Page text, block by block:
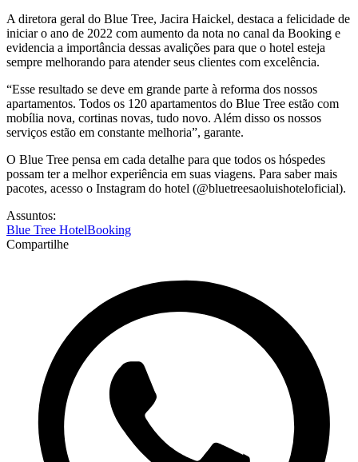
A diretora geral do Blue Tree, Jacira Haickel, destaca a felicidade de
iniciar o ano de 2022 com aumento da nota no canal da Booking e
evidencia a importância dessas avalições para que o hotel esteja
sempre melhorando para atender seus clientes com excelência.
“Esse resultado se deve em grande parte à reforma dos nossos
apartamentos. Todos os 120 apartamentos do Blue Tree estão com
mobília nova, cortinas novas, tudo novo. Além disso os nossos
serviços estão em constante melhoria”, garante.
O Blue Tree pensa em cada detalhe para que todos os hóspedes
possam ter a melhor experiência em suas viagens. Para saber mais
pacotes, acesso o Instagram do hotel (@bluetreesaoluishoteloficial).
Assuntos:
Blue Tree HotelBooking
Compartilhe